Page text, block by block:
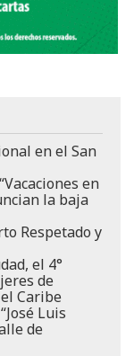
en el San
en
la baja
Respetado y
el 4°
de
Caribe
Luis
de